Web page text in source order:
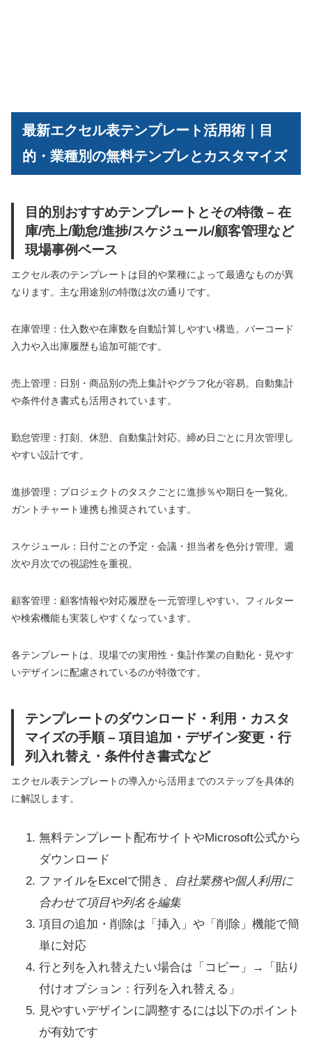
最新エクセル表テンプレート活用術｜目
的・業種別の無料テンプレとカスタマイズ
目的別おすすめテンプレートとその特徴 – 在
庫/売上/勤怠/進捗/スケジュール/顧客管理など
現場事例ベース
エクセル表のテンプレートは目的や業種によって最適なものが異
なります。主な用途別の特徴は次の通りです。
在庫管理：仕入数や在庫数を自動計算しやすい構造。バーコード
入力や入出庫履歴も追加可能です。
売上管理：日別・商品別の売上集計やグラフ化が容易。自動集計
や条件付き書式も活用されています。
勤怠管理：打刻、休憩、自動集計対応。締め日ごとに月次管理し
やすい設計です。
進捗管理：プロジェクトのタスクごとに進捗％や期日を一覧化。
ガントチャート連携も推奨されています。
スケジュール：日付ごとの予定・会議・担当者を色分け管理。週
次や月次での視認性を重視。
顧客管理：顧客情報や対応履歴を一元管理しやすい。フィルター
や検索機能も実装しやすくなっています。
各テンプレートは、現場での実用性・集計作業の自動化・見やす
いデザインに配慮されているのが特徴です。
テンプレートのダウンロード・利用・カスタ
マイズの手順 – 項目追加・デザイン変更・行
列入れ替え・条件付き書式など
エクセル表テンプレートの導入から活用までのステップを具体的
に解説します。
無料テンプレート配布サイトやMicrosoft公式から
ダウンロード
ファイルをExcelで開き、
自社業務や個人利用に
合わせて項目や列名を編集
項目の追加・削除は「挿入」や「削除」機能で簡
単に対応
行と列を入れ替えたい場合は「コピー」→「貼り
付けオプション：行列を入れ替える」
見やすいデザインに調整するには以下のポイント
が有効です